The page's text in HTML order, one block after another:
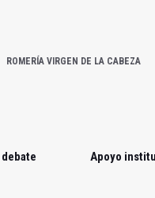
ROMERÍA VIRGEN DE LA CABEZA
Apoyo